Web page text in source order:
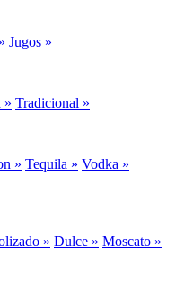
Jugos »
» Tradicional »
» Tequila » Vodka »
» Dulce » Moscato »